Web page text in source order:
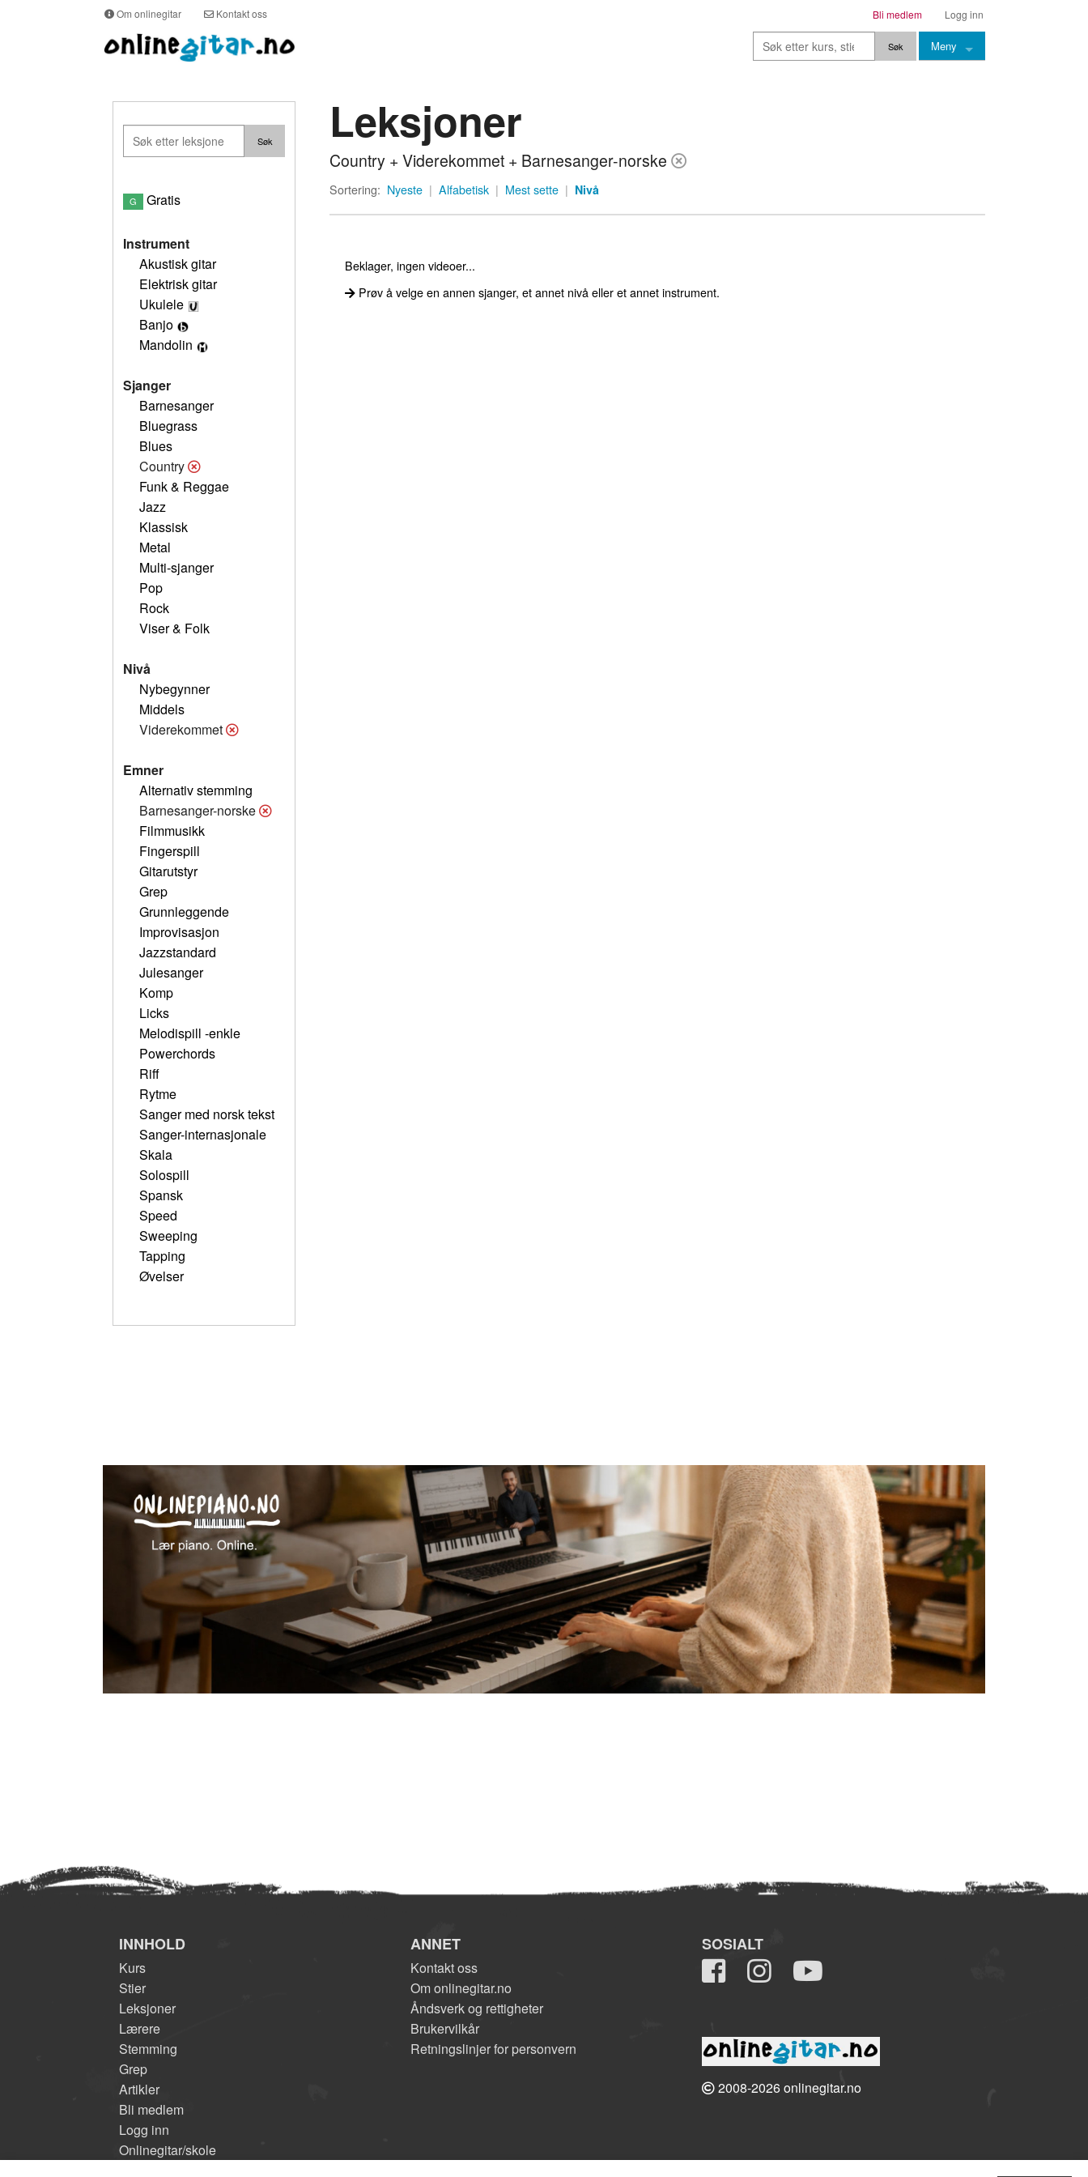
Om onlinegitar Kontakt oss Logg inn
Bli medlem
Meny
Stemming
G Gratis
Instrument
Akustisk gitar
Elektrisk gitar
Ukulele
Banjo
Mandolin
Sjanger
Barnesanger
Bluegrass
Blues
Country
Funk & Reggae
Jazz
Klassisk
Metal
Multi-sjanger
Pop
Rock
Viser & Folk
Nivå
Nybegynner
Middels
Viderekommet
Emner
Alternativ stemming
Barnesanger-norske
Filmmusikk
Fingerspill
Gitarutstyr
Grep
Grunnleggende
Improvisasjon
Jazzstandard
Julesanger
Komp
Licks
Melodispill -enkle
Powerchords
Riff
Rytme
Sanger med norsk tekst
Sanger-internasjonale
Skala
Solospill
Spansk
Speed
Sweeping
Tapping
Øvelser
Leksjoner
Country + Viderekommet + Barnesanger-norske
Sortering: Nyeste | Alfabetisk | Mest sette | Nivå
Beklager, ingen videoer...
Prøv å velge en annen sjanger, et annet nivå eller et annet instrument.
INNHOLD
Kurs
Stier
Leksjoner
Lærere
Stemming
Grep
Artikler
Bli medlem
Logg inn
Onlinegitar/skole
ANNET
Kontakt oss
Om onlinegitar.no
Åndsverk og rettigheter
Brukervilkår
Retningslinjer for personvern
SOSIALT
2008-2026 onlinegitar.no